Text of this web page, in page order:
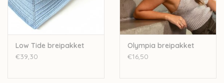
Low Tide breipakket
€39,30
Olympia breipakket
€16,50